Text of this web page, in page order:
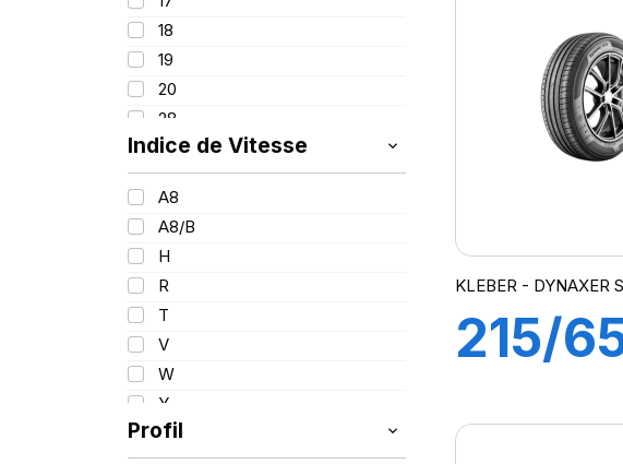
96
97
98
99
100
101
102/100
103
103/101
104/102
105
107/105
109
109/106
109/107
18
19
20
28
Indice de Vitesse
A8
A8/B
H
R
T
V
W
Y
Profil
HP5
KLEBER - DYNAXER
215/